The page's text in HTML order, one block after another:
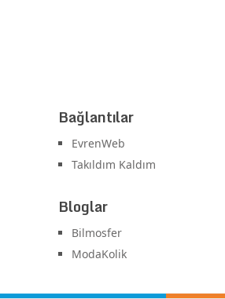
Bağlantılar
EvrenWeb
Takıldım Kaldım
Bloglar
Bilmosfer
ModaKolik